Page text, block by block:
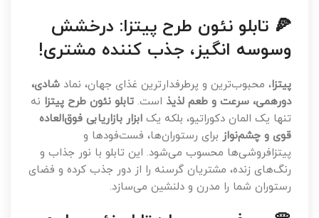
🍕 تابلو نئون طرح پیتزا: درخشش
وسوسه انگیز، جذب کننده مشتری!
پیتزا، محبوب‌ترین و پرطرفدارترین غذای جهان، نماد شادی،
دورهمی، سرعت و طعم لذیذ است. تابلو نئون طرح پیتزا نه
تنها یک المان دکوراتیو، بلکه یک ابزار بازاریابی فوق‌العاده
قوی و چشم‌نواز برای رستوران‌ها، فست‌فودها و
پیتزافروشی‌ها محسوب می‌شود. این تابلو با نور جذاب و
رنگ‌های زنده، مشتریان گرسنه را از دور جذب کرده و فضای
رستوران شما را مدرن و دلنشین می‌سازد.